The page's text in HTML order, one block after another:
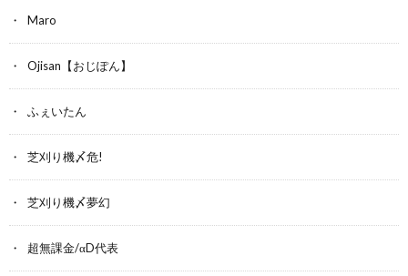
Maro
Ojisan【おじぽん】
ふぇいたん
芝刈り機〆危!
芝刈り機〆夢幻
超無課金/αD代表